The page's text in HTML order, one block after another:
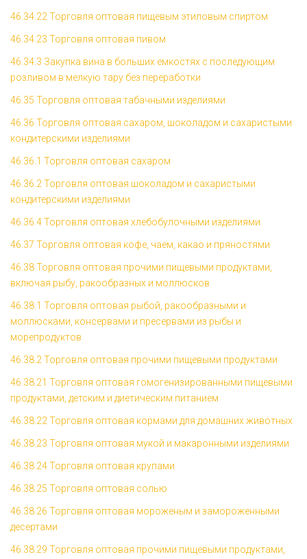
46.34.22 Торговля оптовая пищевым этиловым спиртом
46.34.23 Торговля оптовая пивом
46.34.3 Закупка вина в больших емкостях с последующим
розливом в мелкую тару без переработки
46.35 Торговля оптовая табачными изделиями
46.36 Торговля оптовая сахаром, шоколадом и сахаристыми
кондитерскими изделиями
46.36.1 Торговля оптовая сахаром
46.36.2 Торговля оптовая шоколадом и сахаристыми
кондитерскими изделиями
46.36.4 Торговля оптовая хлебобулочными изделиями
46.37 Торговля оптовая кофе, чаем, какао и пряностями
46.38 Торговля оптовая прочими пищевыми продуктами,
включая рыбу, ракообразных и моллюсков
46.38.1 Торговля оптовая рыбой, ракообразными и
моллюсками, консервами и пресервами из рыбы и
морепродуктов
46.38.2 Торговля оптовая прочими пищевыми продуктами
46.38.21 Торговля оптовая гомогенизированными пищевыми
продуктами, детским и диетическим питанием
46.38.22 Торговля оптовая кормами для домашних животных
46.38.23 Торговля оптовая мукой и макаронными изделиями
46.38.24 Торговля оптовая крупами
46.38.25 Торговля оптовая солью
46.38.26 Торговля оптовая мороженым и замороженными
десертами
46.38.29 Торговля оптовая прочими пищевыми продуктами,